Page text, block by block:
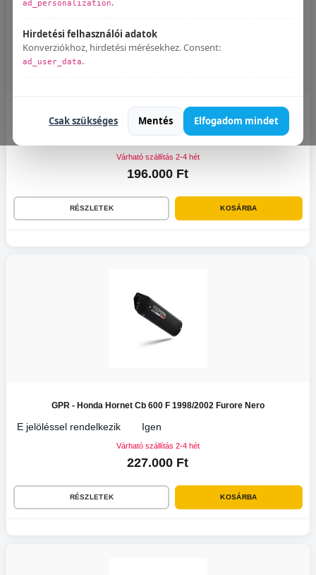
ad_personalization
Hirdetési felhasználói adatok
Konverziókhoz, hirdetési mérésekhez. Consent:
ad_user_data.
Csak szükséges Mentés Elfogadom mindet
GPR - Honda Hornet Cb 600 F 1998/2002 Deeptone Inox
Igen
Várható szállítás 2-4 hét
196.000 Ft
RÉSZLETEK KOSÁRBA
GPR - Honda Hornet Cb 600 F 1998/2002 Furore Nero
E jelöléssel rendelkezik Igen
Várható szállítás 2-4 hét
227.000 Ft
RÉSZLETEK KOSÁRBA